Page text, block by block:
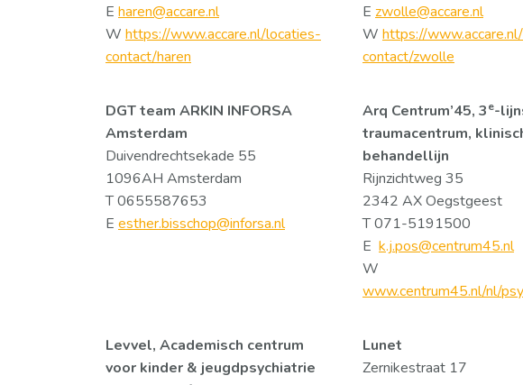
E haren@accare.nl
W https://www.accare.nl/locaties-
contact/haren
E zwolle@accare.nl
W https://
contact/zwolle
DGT team ARKIN INFORSA
Amsterdam
Duivendrechtsekade 55
1096AH Amsterdam
T 0655587653
E esther.bisschop@inforsa.nl
Arq Centrum’45, 3e-
traumacentrum,
behandellijn
Rijnzichtweg 35
2342 AX Oegstgeest
T 071-5191500
E k.j.pos@centrum45.nl
W
www.centrum45.nl/nl/
Levvel, Academisch centrum
voor kinder & jeugdpsychiatrie
Lunet
Zernikestraat 17